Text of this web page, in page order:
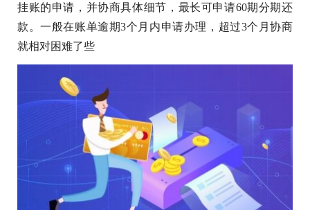
挂账的申请，并协商具体细节，最长可申请60期分期还
款。一般在账单逾期3个月内申请办理，超过3个月协商
就相对困难了些